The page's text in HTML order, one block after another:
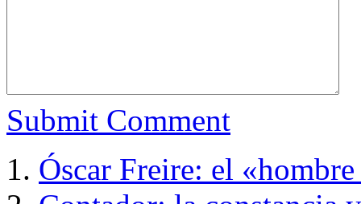
Submit Comment
Óscar Freire: el